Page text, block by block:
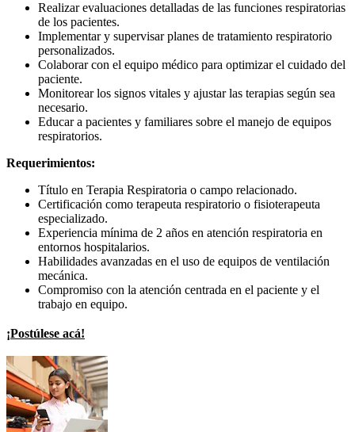
Realizar evaluaciones detalladas de las funciones respiratorias
de los pacientes.
Implementar y supervisar planes de tratamiento respiratorio
personalizados.
Colaborar con el equipo médico para optimizar el cuidado del
paciente.
Monitorear los signos vitales y ajustar las terapias según sea
necesario.
Educar a pacientes y familiares sobre el manejo de equipos
respiratorios.
Requerimientos:
Título en Terapia Respiratoria o campo relacionado.
Certificación como terapeuta respiratorio o fisioterapeuta
especializado.
Experiencia mínima de 2 años en atención respiratoria en
entornos hospitalarios.
Habilidades avanzadas en el uso de equipos de ventilación
mecánica.
Compromiso con la atención centrada en el paciente y el
trabajo en equipo.
¡Postúlese acá!